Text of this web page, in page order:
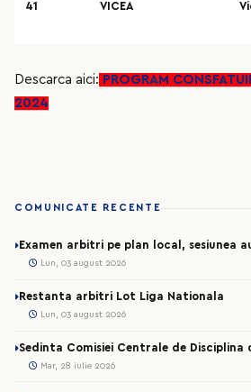
41 VICEA
Descarca aici: PROGRAM
2024
COMUNICATE RECENTE
Examen arbitri pe plan local, sesiunea
Lun, 03 august 2026
Restanta arbitri Lot Liga Nationala
Lun, 03 august 2026
Sedinta Comisiei Centrale de Disciplina
Mar, 28 iulie 2026